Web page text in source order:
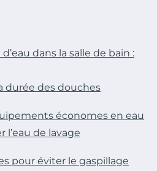
dans la salle de bain :
durée des douches
économes en eau
l’eau de lavage
pour éviter le gaspillage